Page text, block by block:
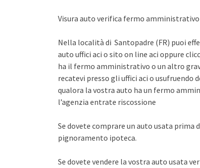
Visura auto verifica fermo
Nella località di Santopadre (FR) puoi
auto uffici aci o sito on line aci oppure
ha il fermo amministrativo o un altro
recatevi presso gli uffici aci o usufruendo
qualora la vostra auto ha un fermo
l’agenzia entrate riscossione
Se dovete comprare un auto usata
pignoramento ipoteca.
Se dovete vendere la vostra auto usata